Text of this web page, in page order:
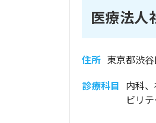
医療法
住所 東京都渋
診療科目 内科
ビリ